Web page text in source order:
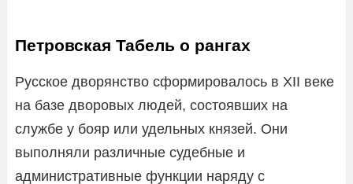
Петровская Табель о рангах
Русское дворянство сформировалось в XII веке
на базе дворовых людей, состоявших на
службе у бояр или удельных князей. Они
выполняли различные судебные и
административные функции наряду с